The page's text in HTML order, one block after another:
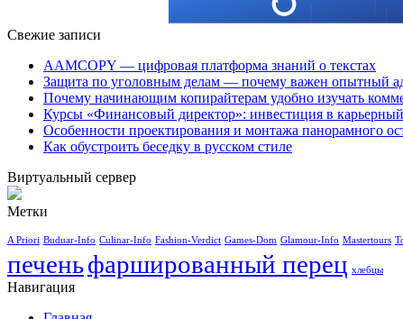
Свежие записи
AAMCOPY — цифровая платформа знаний о текстах
Защита по уголовным делам — почему важен опытный
Почему начинающим копирайтерам удобно изучать
Курсы «Финансовый директор»: инвестиция в карьерный
Особенности проектирования и монтажа панорамного
Как обустроить беседку в русском стиле
Виртуальный сервер
Метки
A Priori Buduar-Info Culinar-Info Fashion-Verdict Games-Dom Glamour-Info Mastertours
печеньфаршированный перец хлебцы
Навигация